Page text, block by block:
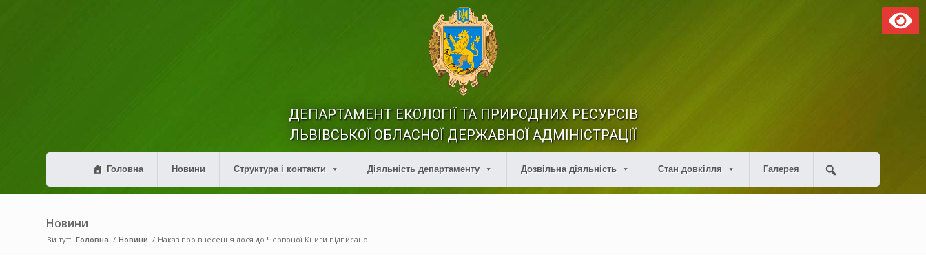
ДЕПАРТАМЕНТ ЕКОЛОГІЇ ТА ПРИРОДНИХ РЕСУРСІВ
ЛЬВІВСЬКОЇ ОБЛАСНОЇ ДЕРЖАВНОЇ АДМІНІСТРАЦІЇ
Головна Новини Структура і контакти Діяльність департаменту Дозвільна діяльність Стан довкілля Галерея
Новини
Ви тут: Головна / Новини / Наказ про внесення лося до Червоної Книги підписано!...